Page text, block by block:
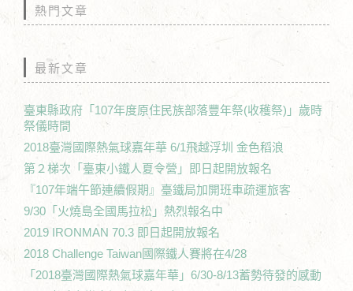
熱門文章
最新文章
臺東縣政府「107年度原住民族部落豐年祭(收穫祭)」歲時
祭儀時間
2018臺灣國際熱氣球嘉年華 6/1飛越浮圳 金色稻浪
第２梯次「臺東小鐵人夏令營」即日起開放報名
『107年端午節連續假期』臺鐵局加開班車疏運旅客
9/30「火燒島全國馬拉松」熱烈報名中
2019 IRONMAN 70.3 即日起開放報名
2018 Challenge Taiwan國際鐵人賽將在4/28
「2018臺灣國際熱氣球嘉年華」6/30-8/13蓄勢待發的感動